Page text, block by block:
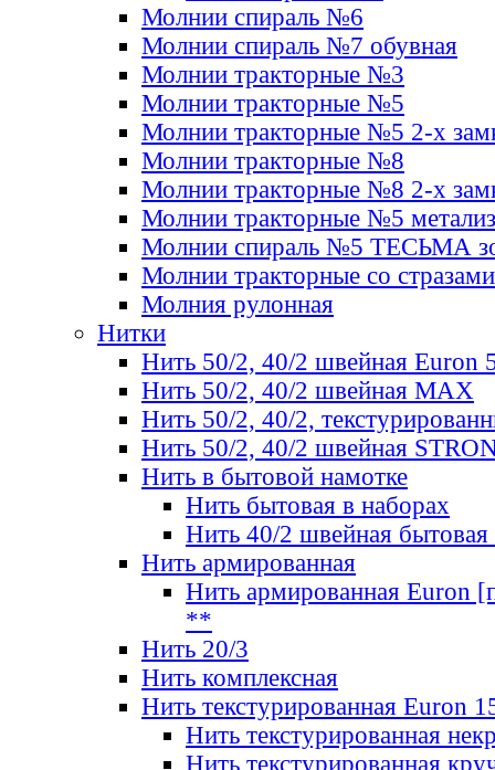
Молнии спираль №6
Молнии спираль №7 обувная
Молнии тракторные №3
Молнии тракторные №5
Молнии тракторные №5 2-х
Молнии тракторные №8
Молнии тракторные №8 2-х
Молнии тракторные №5
Молнии спираль №5 ТЕСЬМА
Молнии тракторные со стразами
Молния рулонная
Нитки
Нить 50/2, 40/2 швейная Euron
Нить 50/2, 40/2 швейная МАХ
Нить 50/2, 40/2,
Нить 50/2, 40/2 швейная
Нить в бытовой намотке
Нить бытовая в наборах
Нить 40/2 швейная бытовая
Нить армированная
Нить армированная Euron
**
Нить 20/3
Нить комплексная
Нить текстурированная Euron
Нить текстурированная
Нить текстурированная